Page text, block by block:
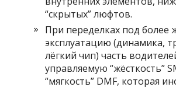
“скрытых” люфтов.
При переделках под более
эксплуатацию (динамика,
лёгкий чип) часть
управляемую “жёсткость”
“мягкость” DMF, которая